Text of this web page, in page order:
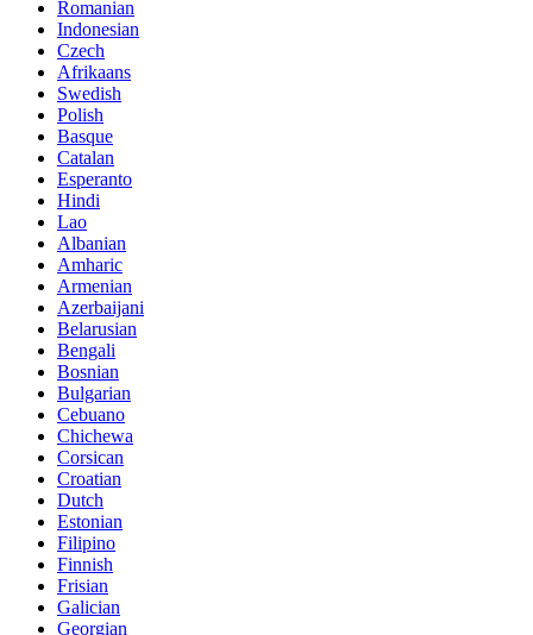
Romanian
Indonesian
Czech
Afrikaans
Swedish
Polish
Basque
Catalan
Esperanto
Hindi
Lao
Albanian
Amharic
Armenian
Azerbaijani
Belarusian
Bengali
Bosnian
Bulgarian
Cebuano
Chichewa
Corsican
Croatian
Dutch
Estonian
Filipino
Finnish
Frisian
Galician
Georgian